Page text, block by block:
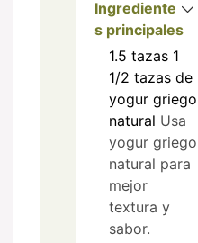
Ingrediente
s principales
1.5 tazas 1
1/2 tazas de
yogur griego
natural Usa
yogur griego
natural para
mejor
textura y
sabor.